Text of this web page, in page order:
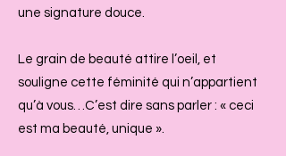
une signature douce.
Le grain de beauté attire l’oeil, et
souligne cette féminité qui n’appartient
qu’à vous…C’est dire sans parler : « ceci
est ma beauté, unique ».